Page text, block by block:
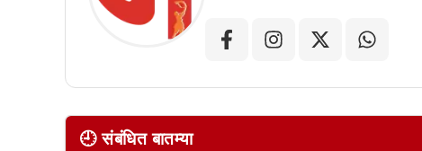
🕘 संबंधित बातम्या